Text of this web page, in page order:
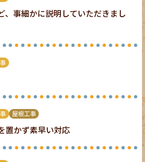
、事細かに説明していただきまし
屋根工事
置かず素早い対応